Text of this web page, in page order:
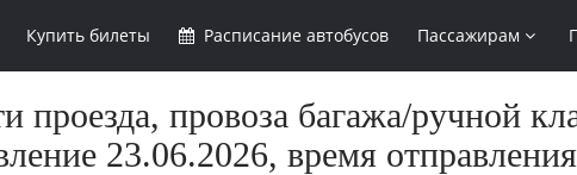
Купить билеты Расписание автобусов Пассажирам
проезда, провоза багажа/ручной
23.06.2026, время